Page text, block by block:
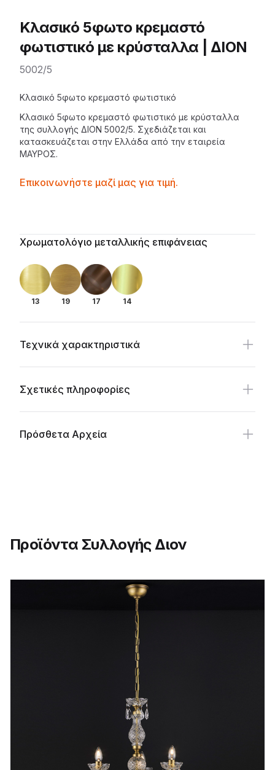
Κλασικό 5φωτο κρεμαστό
φωτιστικό με κρύσταλλα | ΔΙΟΝ
5002/5
Description
Κλασικό 5φωτο κρεμαστό φωτιστικό
Κλασικό 5φωτο κρεμαστό φωτιστικό με κρύσταλλα
της συλλογής ΔΙΟΝ 5002/5. Σχεδιάζεται και
κατασκευάζεται στην Ελλάδα από την εταιρεία
ΜΑΥΡΟΣ.
Contactprice
Επικοινωνήστε μαζί μας για τιμή.
Additional details
Χρωματολόγιο μεταλλικής επιφάνειας
13 19 17 14
Τεχνικά χαρακτηριστικά
Σχετικές πληροφορίες
Πρόσθετα Αρχεία
Προϊόντα Συλλογής Διον